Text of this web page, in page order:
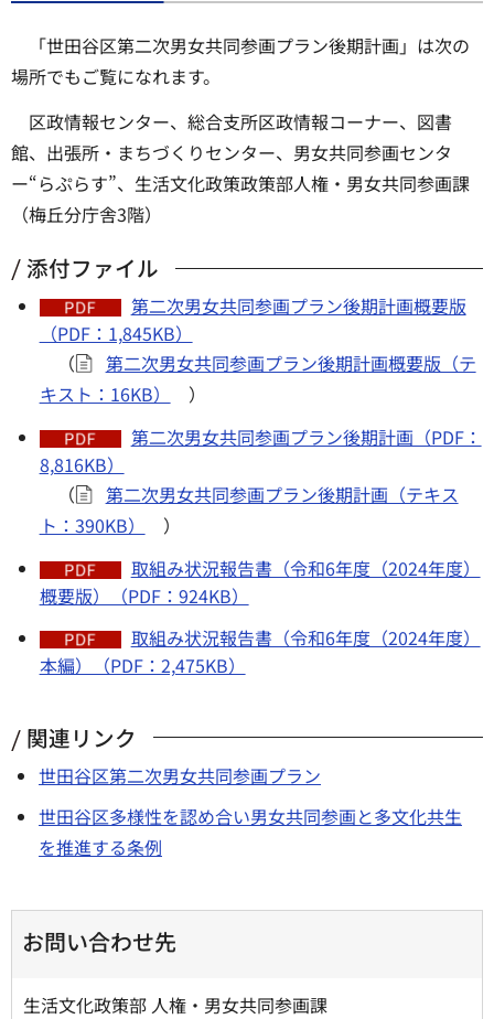
「世田谷区第二次男女共同参画プラン後期計画」は次の
場所でもご覧になれます。
区政情報センター、総合支所区政情報コーナー、図書
館、出張所・まちづくりセンター、男女共同参画センタ
ー“らぷらす”、生活文化政策政策部人権・男女共同参画課
（梅丘分庁舎3階）
添付ファイル
第二次男女共同参画プラン後期計画概要版
（PDF：1,845KB）
（
第二次男女共同参画プラン後期計画概要版（テ
キスト：16KB）
）
第二次男女共同参画プラン後期計画（PDF：
8,816KB）
（
第二次男女共同参画プラン後期計画（テキス
ト：390KB）
）
取組み状況報告書（令和6年度（2024年度）
概要版）（PDF：924KB）
取組み状況報告書（令和6年度（2024年度）
本編）（PDF：2,475KB）
関連リンク
世田谷区第二次男女共同参画プラン
世田谷区多様性を認め合い男女共同参画と多文化共生
を推進する条例
お問い合わせ先
生活文化政策部 人権・男女共同参画課